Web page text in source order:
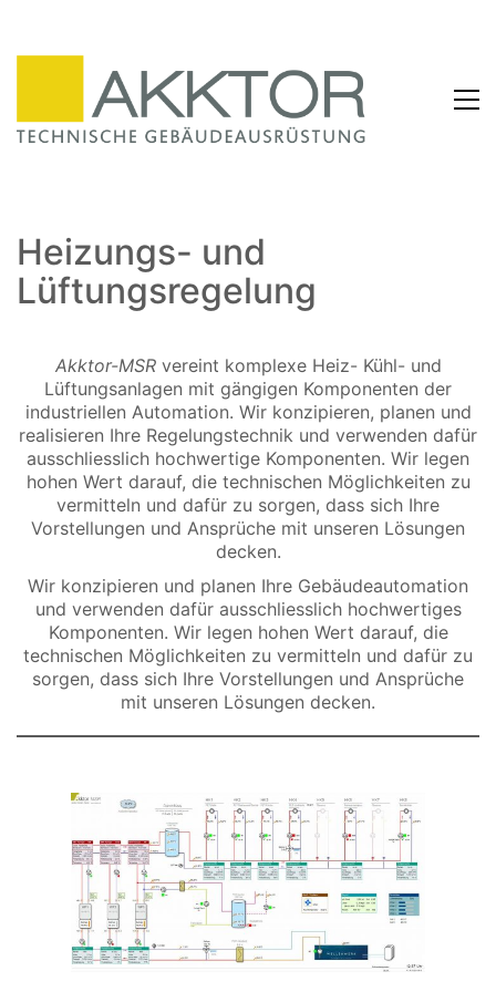
Heizungs- und
Lüftungsregelung
Akktor-MSRvereint komplexe Heiz- Kühl- und
Lüftungsanlagen mit gängigen Komponenten der
industriellen Automation. Wir konzipieren, planen und
realisieren Ihre Regelungstechnik und verwenden dafür
ausschliesslich hochwertige Komponenten. Wir legen
hohen Wert darauf, die technischen Möglichkeiten zu
vermitteln und dafür zu sorgen, dass sich Ihre
Vorstellungen und Ansprüche mit unseren Lösungen
decken.
Wir konzipieren und planen Ihre Gebäudeautomation
und verwenden dafür ausschliesslich hochwertiges
Komponenten. Wir legen hohen Wert darauf, die
technischen Möglichkeiten zu vermitteln und dafür zu
sorgen, dass sich Ihre Vorstellungen und Ansprüche
mit unseren Lösungen decken.